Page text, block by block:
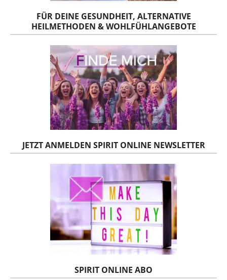
FÜR DEINE GESUNDHEIT, ALTERNATIVE
HEILMETHODEN & WOHLFÜHLANGEBOTE
JETZT ANMELDEN SPIRIT ONLINE NEWSLETTER
SPIRIT ONLINE ABO